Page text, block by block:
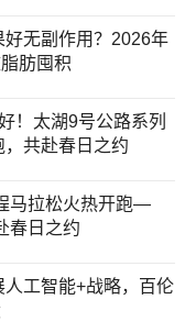
无副作用？2026年
肪囤积
！太湖9号公路系列
共赴春日之约
马拉松火热开跑—
春日之约
人工智能+战略，百伦